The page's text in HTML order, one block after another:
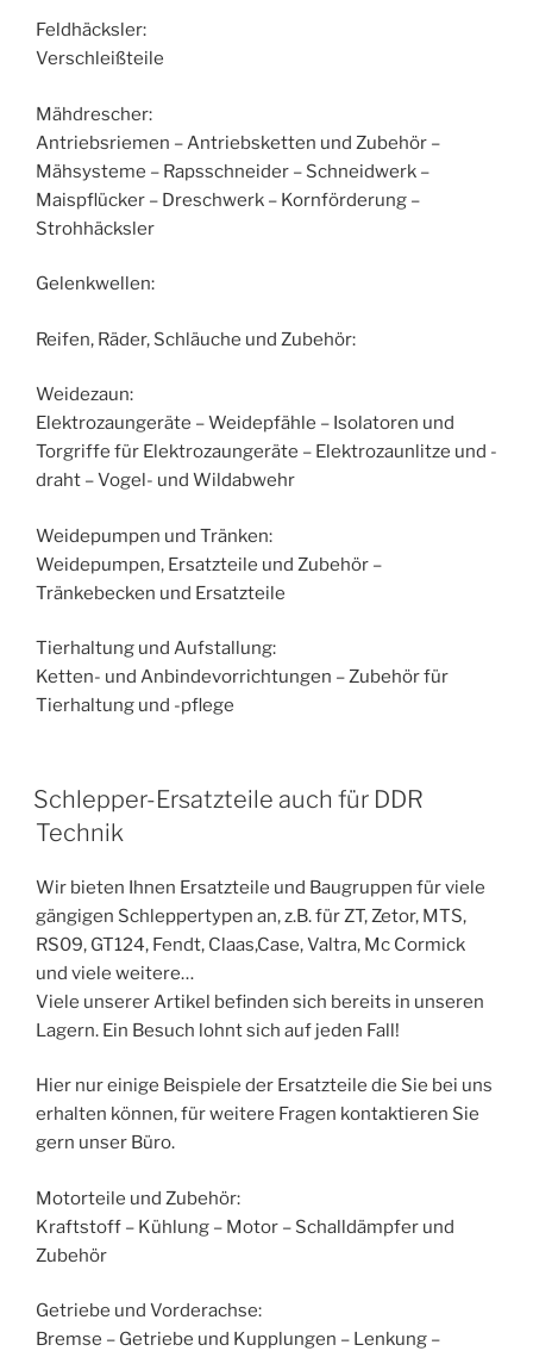
Feldhäcksler:
Verschleißteile
Mähdrescher:
Antriebsriemen – Antriebsketten und Zubehör –
Mähsysteme – Rapsschneider – Schneidwerk –
Maispflücker – Dreschwerk – Kornförderung –
Strohhäcksler
Gelenkwellen:
Reifen, Räder, Schläuche und Zubehör:
Weidezaun:
Elektrozaungeräte – Weidepfähle – Isolatoren und
Torgriffe für Elektrozaungeräte – Elektrozaunlitze und -
draht – Vogel- und Wildabwehr
Weidepumpen und Tränken:
Weidepumpen, Ersatzteile und Zubehör –
Tränkebecken und Ersatzteile
Tierhaltung und Aufstallung:
Ketten- und Anbindevorrichtungen – Zubehör für
Tierhaltung und -pflege
Schlepper-Ersatzteile auch für DDR
Technik
Wir bieten Ihnen Ersatzteile und Baugruppen für viele
gängigen Schleppertypen an, z.B. für ZT, Zetor, MTS,
RS09, GT124, Fendt, Claas,Case, Valtra, Mc Cormick
und viele weitere…
Viele unserer Artikel befinden sich bereits in unseren
Lagern. Ein Besuch lohnt sich auf jeden Fall!
Hier nur einige Beispiele der Ersatzteile die Sie bei uns
erhalten können, für weitere Fragen kontaktieren Sie
gern unser Büro.
Motorteile und Zubehör:
Kraftstoff – Kühlung – Motor – Schalldämpfer und
Zubehör
Getriebe und Vorderachse:
Bremse – Getriebe und Kupplungen – Lenkung –